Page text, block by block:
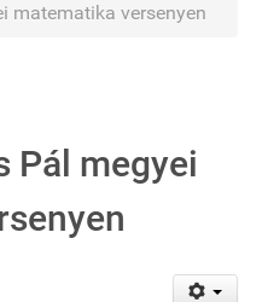
matematika versenyen
Pál megyei